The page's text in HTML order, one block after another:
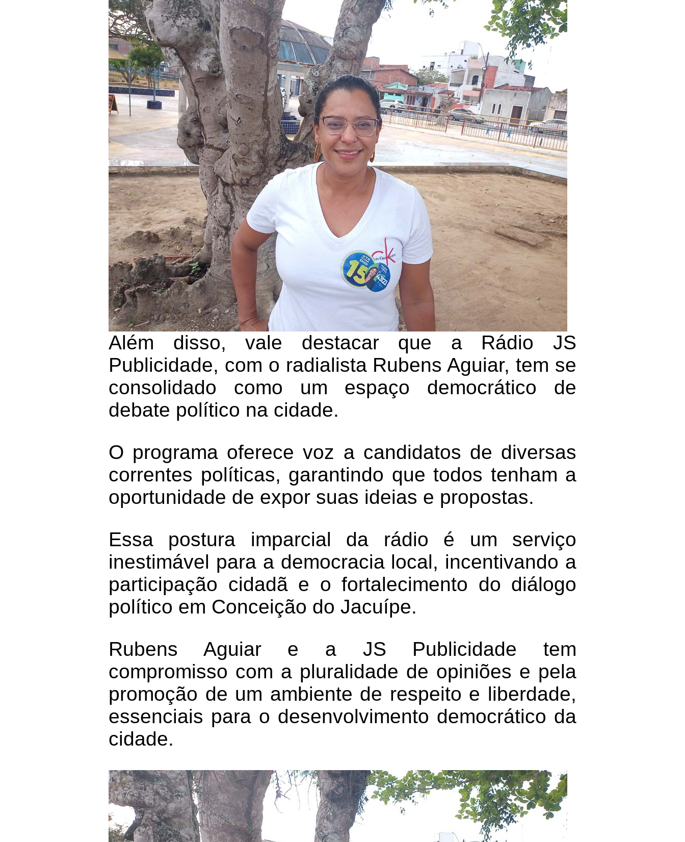
Além disso, vale destacar que a Rádio JS
Publicidade, com o radialista Rubens Aguiar, tem se
consolidado como um espaço democrático de
debate político na cidade.
O programa oferece voz a candidatos de diversas
correntes políticas, garantindo que todos tenham a
oportunidade de expor suas ideias e propostas.
Essa postura imparcial da rádio é um serviço
inestimável para a democracia local, incentivando a
participação cidadã e o fortalecimento do diálogo
político em Conceição do Jacuípe.
Rubens Aguiar e a JS Publicidade tem
compromisso com a pluralidade de opiniões e pela
promoção de um ambiente de respeito e liberdade,
essenciais para o desenvolvimento democrático da
cidade.